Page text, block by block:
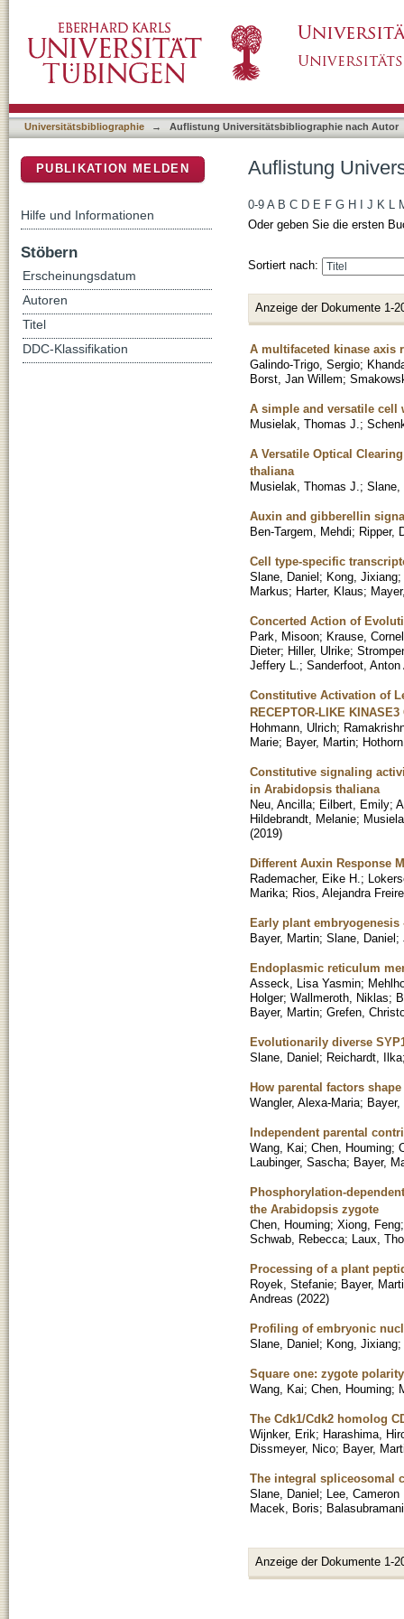
Universitätsbibliographie → Auflistung Universitätsbibliographie nach Autor
Auflistung
0-9 A B C D E F G H J K L
Oder geben Sie die ersten
Sortiert nach:
Anzeige der Dokumente 1-
A multifaceted kinase axis
Galindo-Trigo, Sergio;
Borst, Jan Willem;
A simple and versatile
Musielak, Thomas J. ;
A Versatile Optical
thaliana
Musielak, Thomas J. ; Slane,
Auxin and gibberellin
Ben-Targem, Mehdi; Ripper,
Cell type-specific
Slane, Daniel; Kong, Jixiang;
Markus; Harter, Klaus;
Concerted Action of
Park, Misoon; Krause,
Dieter; Hiller, Ulrike;
Jeffery L. ; Sanderfoot, Anton
Constitutive Activation of
RECEPTOR-LIKE
Hohmann, Ulrich;
Marie; Bayer, Martin;
Constitutive signaling
in Arabidopsis thaliana
Neu, Ancilla; Eilbert, Emily;
Hildebrandt, Melanie;
(2019)
Different Auxin Response
Rademacher, Eike H. ;
Marika; Rios, Alejandra Freire
Early plant embryogenesis
Bayer, Martin; Slane, Daniel;
Endoplasmic reticulum
Asseck, Lisa Yasmin;
Holger; Wallmeroth, Niklas;
Bayer, Martin; Grefen,
Evolutionarily diverse
Slane, Daniel; Reichardt, Ilka
How parental factors
Wangler, Alexa-Maria; Bayer,
Independent parental
Wang, Kai; Chen, Houming;
Laubinger, Sascha; Bayer,
Phosphorylation-
the Arabidopsis zygote
Chen, Houming; Xiong, Feng
Schwab, Rebecca; Laux,
Processing of a plant
Royek, Stefanie; Bayer,
Andreas (2022)
Profiling of embryonic
Slane, Daniel; Kong, Jixiang;
Square one: zygote
Wang, Kai; Chen, Houming;
The Cdk1/Cdk2 homolog
Wijnker, Erik; Harashima,
Dissmeyer, Nico; Bayer,
The integral spliceosomal
Slane, Daniel; Lee, Cameron
Macek, Boris;
Anzeige der Dokumente 1-
PUBLIKATION MELDEN
Hilfe und Informationen
Stöbern
Erscheinungsdatum
Autoren
Titel
DDC-Klassifikation